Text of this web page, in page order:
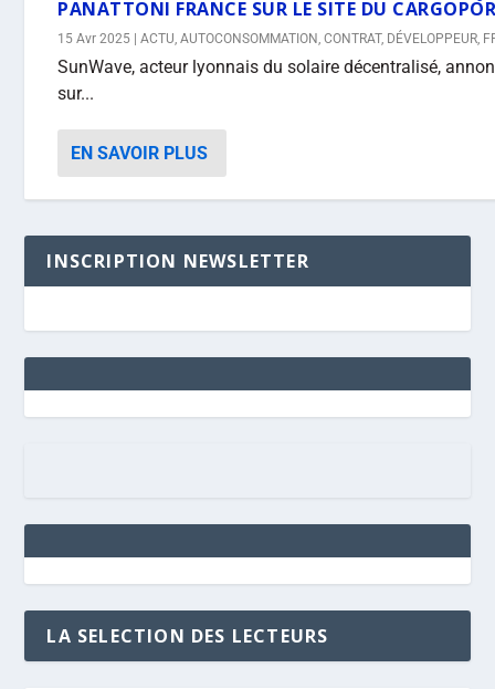
PANATTONI FRANCE SUR LE SITE DU
15 Avr 2025 |ACTU,AUTOCONSOMMATION,CONTRAT, DÉVELOPPEUR,
SunWave, acteur lyonnais du solaire décentralisé,
sur...
EN SAVOIR PLUS
INSCRIPTION NEWSLETTER
LA SELECTION DES LECTEURS